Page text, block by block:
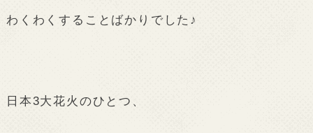
わくわくすることばかりでした♪
日本3大花火のひとつ、